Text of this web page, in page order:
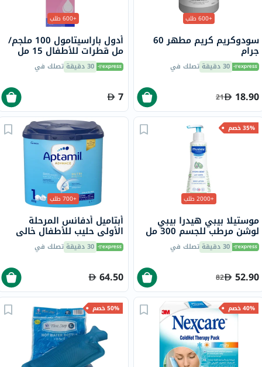
+600 طلب
سودوكريم كريم مطهر 60
جرام
30 دقيقة تصلك في
18.90
21
+600 طلب
أدول باراسيتامول 100 ملجم/
مل قطرات للأطفال 15 مل
30 دقيقة تصلك في
7
35% خصم
+2000 طلب
موستيلا بيبي هيدرا بيبي
لوشن مرطب للجسم 300 مل
30 دقيقة تصلك في
52.90
82
+700 طلب
أبتاميل أدفانس المرحلة
الأولى حليب للأطفال خالي
من زيت النخيل، من 0 إلى 6
أشهر، 400 جرام30 دقيقة تصلك في
64.50
40% خصم 50% خصم